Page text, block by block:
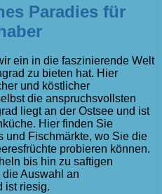
Paradies für
ein in die faszinierende Welt
zu bieten hat. Hier
und köstlicher
die anspruchsvollsten
liegt an der Ostsee und ist
Hier finden Sie
und Fischmärkte, wo Sie die
probieren können.
bis hin zu saftigen
Auswahl an
ist riesig.